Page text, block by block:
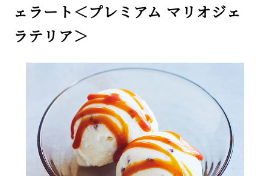
ェラート＜プレミアム マリオジェ
ラテリア＞